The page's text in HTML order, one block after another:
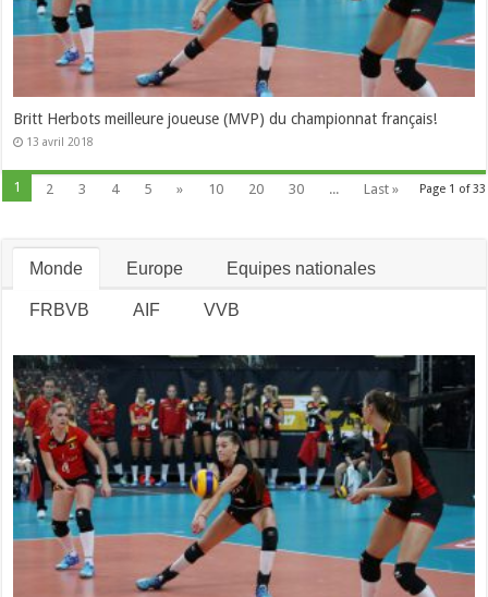
Britt Herbots meilleure joueuse (MVP) du championnat français!
13 avril 2018
Page 1 of 33
1 2 3 4 5 » 10 20 30 ... Last »
Monde Europe Equipes nationales
FRBVB AIF VVB